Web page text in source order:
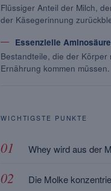
Flüssiger Anteil der Milch,
der Käsegerinnung
Essenzielle
Bestandteile, die der
Ernährung kommen müssen.
WICHTIGSTE PUNKTE
Whey wird aus der
Die Molke